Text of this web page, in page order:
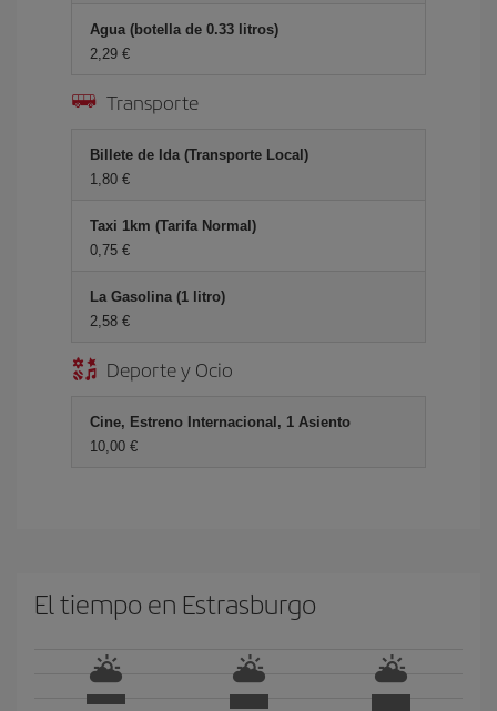
Agua (botella de 0.33 litros)
2,29 €
Transporte
Billete de Ida (Transporte Local)
1,80 €
Taxi 1km (Tarifa Normal)
0,75 €
La Gasolina (1 litro)
2,58 €
Deporte y Ocio
Cine, Estreno Internacional, 1 Asiento
10,00 €
El tiempo en Estrasburgo